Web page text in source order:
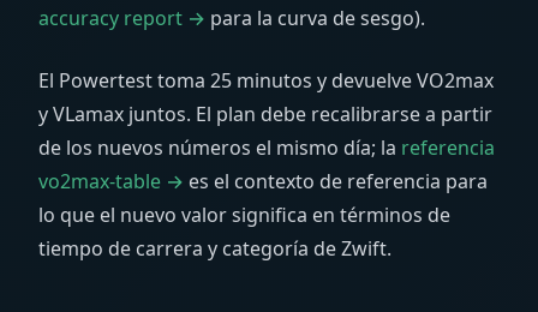
accuracy report → para la curva de sesgo).
El Powertest toma 25 minutos y devuelve VO2max
y VLamax juntos. El plan debe recalibrarse a partir
de los nuevos números el mismo día; la referencia
vo2max-table → es el contexto de referencia para
lo que el nuevo valor significa en términos de
tiempo de carrera y categoría de Zwift.